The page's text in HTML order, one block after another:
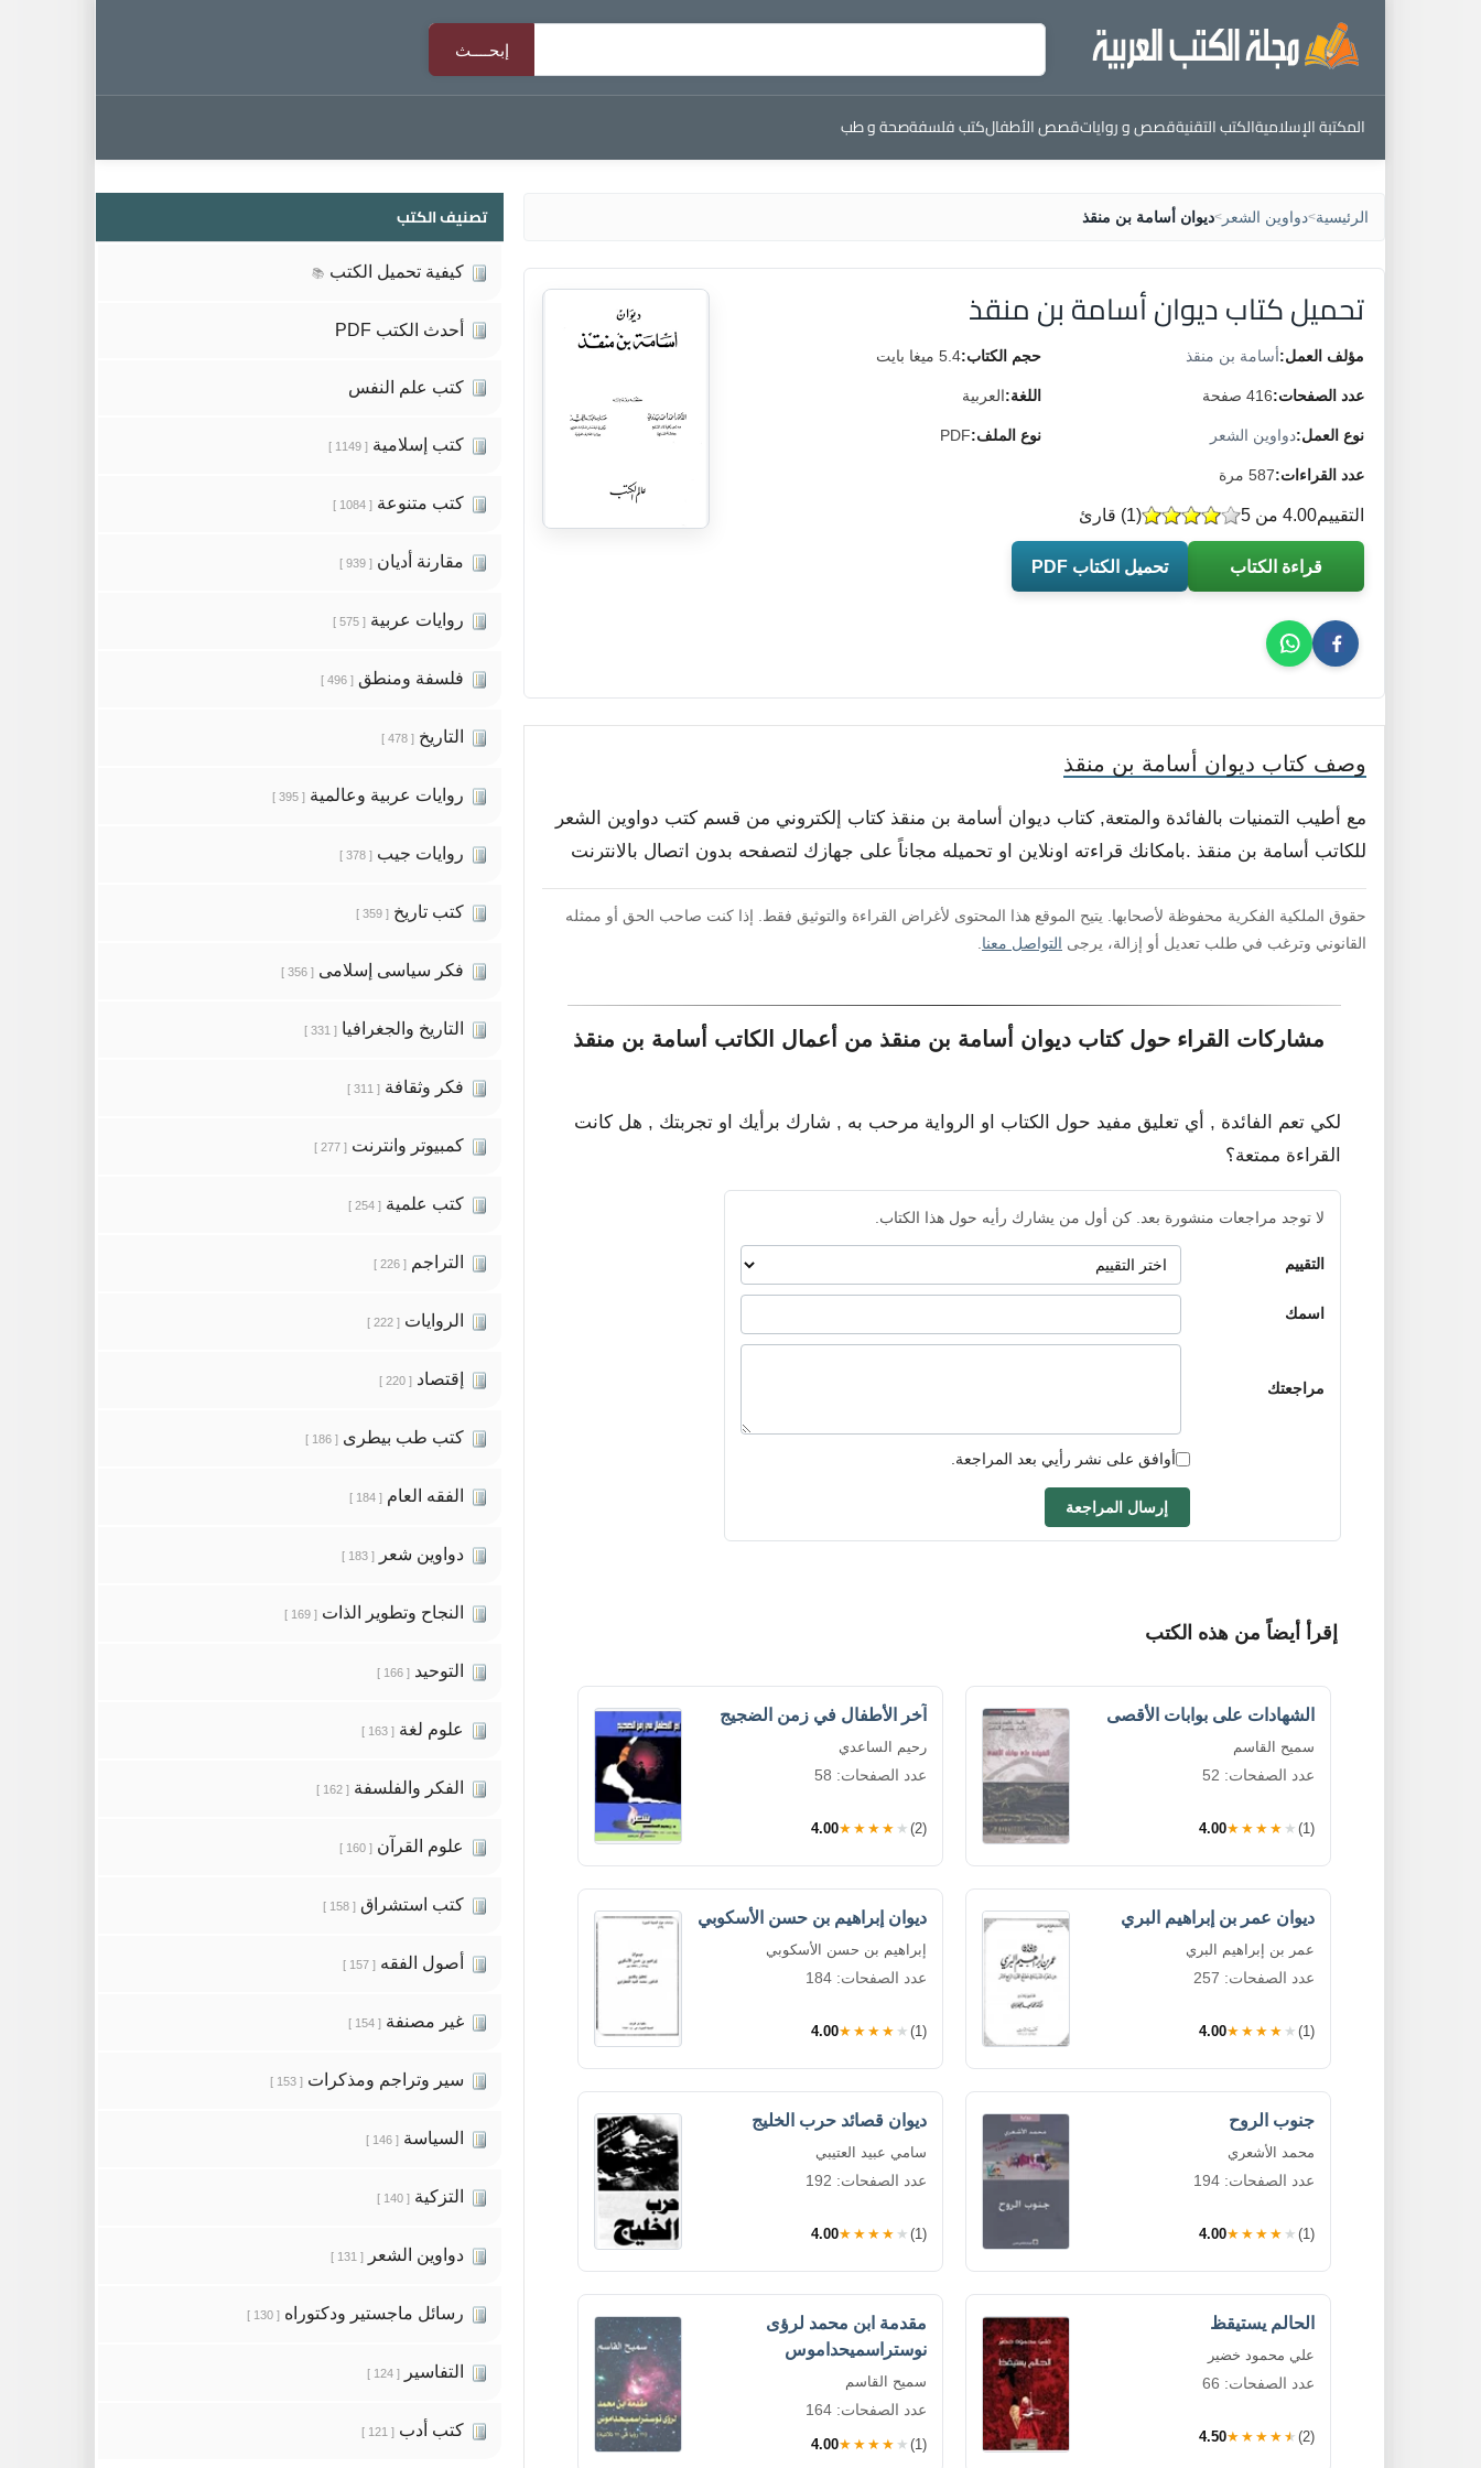
المكتبة الإسلاميةالكتب التقنيةقصص و رواياتقصص الأطفالكتب فلسفةصحة و طب
الرئيسية>دواوين الشعر >ديوان أسامة بن منقذ
تحميل كتاب ديوان أسامة بن منقذ
مؤلف العمل:أسامة بن منقذ حجم الكتاب:5.4 ميغا بايت
عدد الصفحات:416 صفحة اللغة:العربية
نوع العمل:دواوين الشعر نوع الملف:PDF
عدد القراءات:587 مرة
التقييم (
1) قارئ 4.00 من 5
قراءة الكتاب تحميل الكتاب PDF
وصف كتاب ديوان أسامة بن منقذ
مع أطيب التمنيات بالفائدة والمتعة, كتاب ديوان أسامة بن منقذ كتاب إلكتروني من قسم كتب دواوين الشعر
للكاتب أسامة بن منقذ .بامكانك قراءته اونلاين او تحميله مجاناً على جهازك لتصفحه بدون اتصال بالانترنت
حقوق الملكية الفكرية محفوظة لأصحابها. يتيح الموقع هذا المحتوى لأغراض القراءة والتوثيق فقط. إذا كنت صاحب الحق أو ممثله
القانوني وترغب في طلب تعديل أو إزالة، يرجى التواصل معنا
مشاركات القراء حول كتاب ديوان أسامة بن منقذ من أعمال الكاتب أسامة بن منقذ
لكي تعم الفائدة , أي تعليق مفيد حول الكتاب او الرواية مرحب به , شارك برأيك او تجربتك , هل كانت
القراءة ممتعة؟
لا توجد مراجعات منشورة بعد. كن أول من يشارك رأيه حول هذا الكتاب.
التقييم
اسمك
مراجعتك
أوافق على نشر رأيي بعد المراجعة.
إرسال المراجعة
إقرأ أيضاً من هذه الكتب
الشهادات على بوابات الأقصى
سميح القاسم
عدد الصفحات: 52
4.00★★★★★ (1)
آخر الأطفال في زمن الضجيج
رحيم الساعدي
عدد الصفحات: 58
4.00★★★★★ (2)
ديوان عمر بن إبراهيم البري
عمر بن إبراهيم البري
عدد الصفحات: 257
4.00★★★★★ (1)
ديوان إبراهيم بن حسن الأسكوبي
إبراهيم بن حسن الأسكوبي
عدد الصفحات: 184
4.00★★★★★ (1)
جنوب الروح
محمد الأشعري
عدد الصفحات: 194
4.00★★★★★ (1)
ديوان قصائد حرب الخليج
سامي عبيد العتيبي
عدد الصفحات: 192
4.00★★★★★ (1)
الحالم يستيقظ
علي محمود خضير
عدد الصفحات: 66
4.50★★★★★ (2)
مقدمة ابن محمد لرؤى
نوستراسميحداموس
سميح القاسم
عدد الصفحات: 164
4.00★★★★★ (1)
تصنيف الكتب
كيفية تحميل الكتب 📚
أحدث الكتب PDF
كتب علم النفس
كتب إسلامية [ 1149 ]
كتب متنوعة [ 1084 ]
مقارنة أديان [ 939 ]
روايات عربية [ 575 ]
فلسفة ومنطق [ 496 ]
التاريخ [ 478 ]
روايات عربية وعالمية [ 395 ]
روايات جيب [ 378 ]
كتب تاريخ [ 359 ]
فكر سياسى إسلامى [ 356 ]
التاريخ والجغرافيا [ 331 ]
فكر وثقافة [ 311 ]
كمبيوتر وانترنت [ 277 ]
كتب علمية [ 254 ]
التراجم [ 226 ]
الروايات [ 222 ]
إقتصاد [ 220 ]
كتب طب بيطرى [ 186 ]
الفقه العام [ 184 ]
دواوين شعر [ 183 ]
النجاح وتطوير الذات [ 169 ]
التوحيد [ 166 ]
علوم لغة [ 163 ]
الفكر والفلسفة [ 162 ]
علوم القرآن [ 160 ]
كتب استشراق [ 158 ]
أصول الفقه [ 157 ]
غير مصنفة [ 154 ]
سير وتراجم ومذكرات [ 153 ]
السياسة [ 146 ]
التزكية [ 140 ]
دواوين الشعر [ 131 ]
رسائل ماجستير ودكتوراه [ 130 ]
التفاسير [ 124 ]
كتب أدب [ 121 ]